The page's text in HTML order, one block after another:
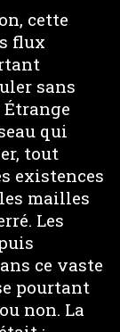
cette
flux
sans
qui
tout
existences
mailles
Les
ce vaste
pourtant
non. La